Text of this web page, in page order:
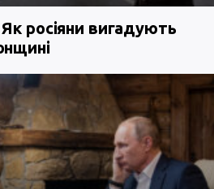
Як росіяни вигадують